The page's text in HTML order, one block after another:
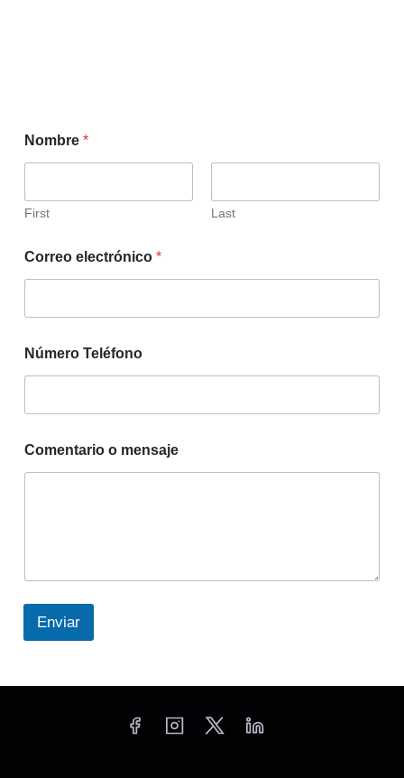
Nombre *
First Last
Correo electrónico *
Número Teléfono
Comentario o mensaje
Enviar